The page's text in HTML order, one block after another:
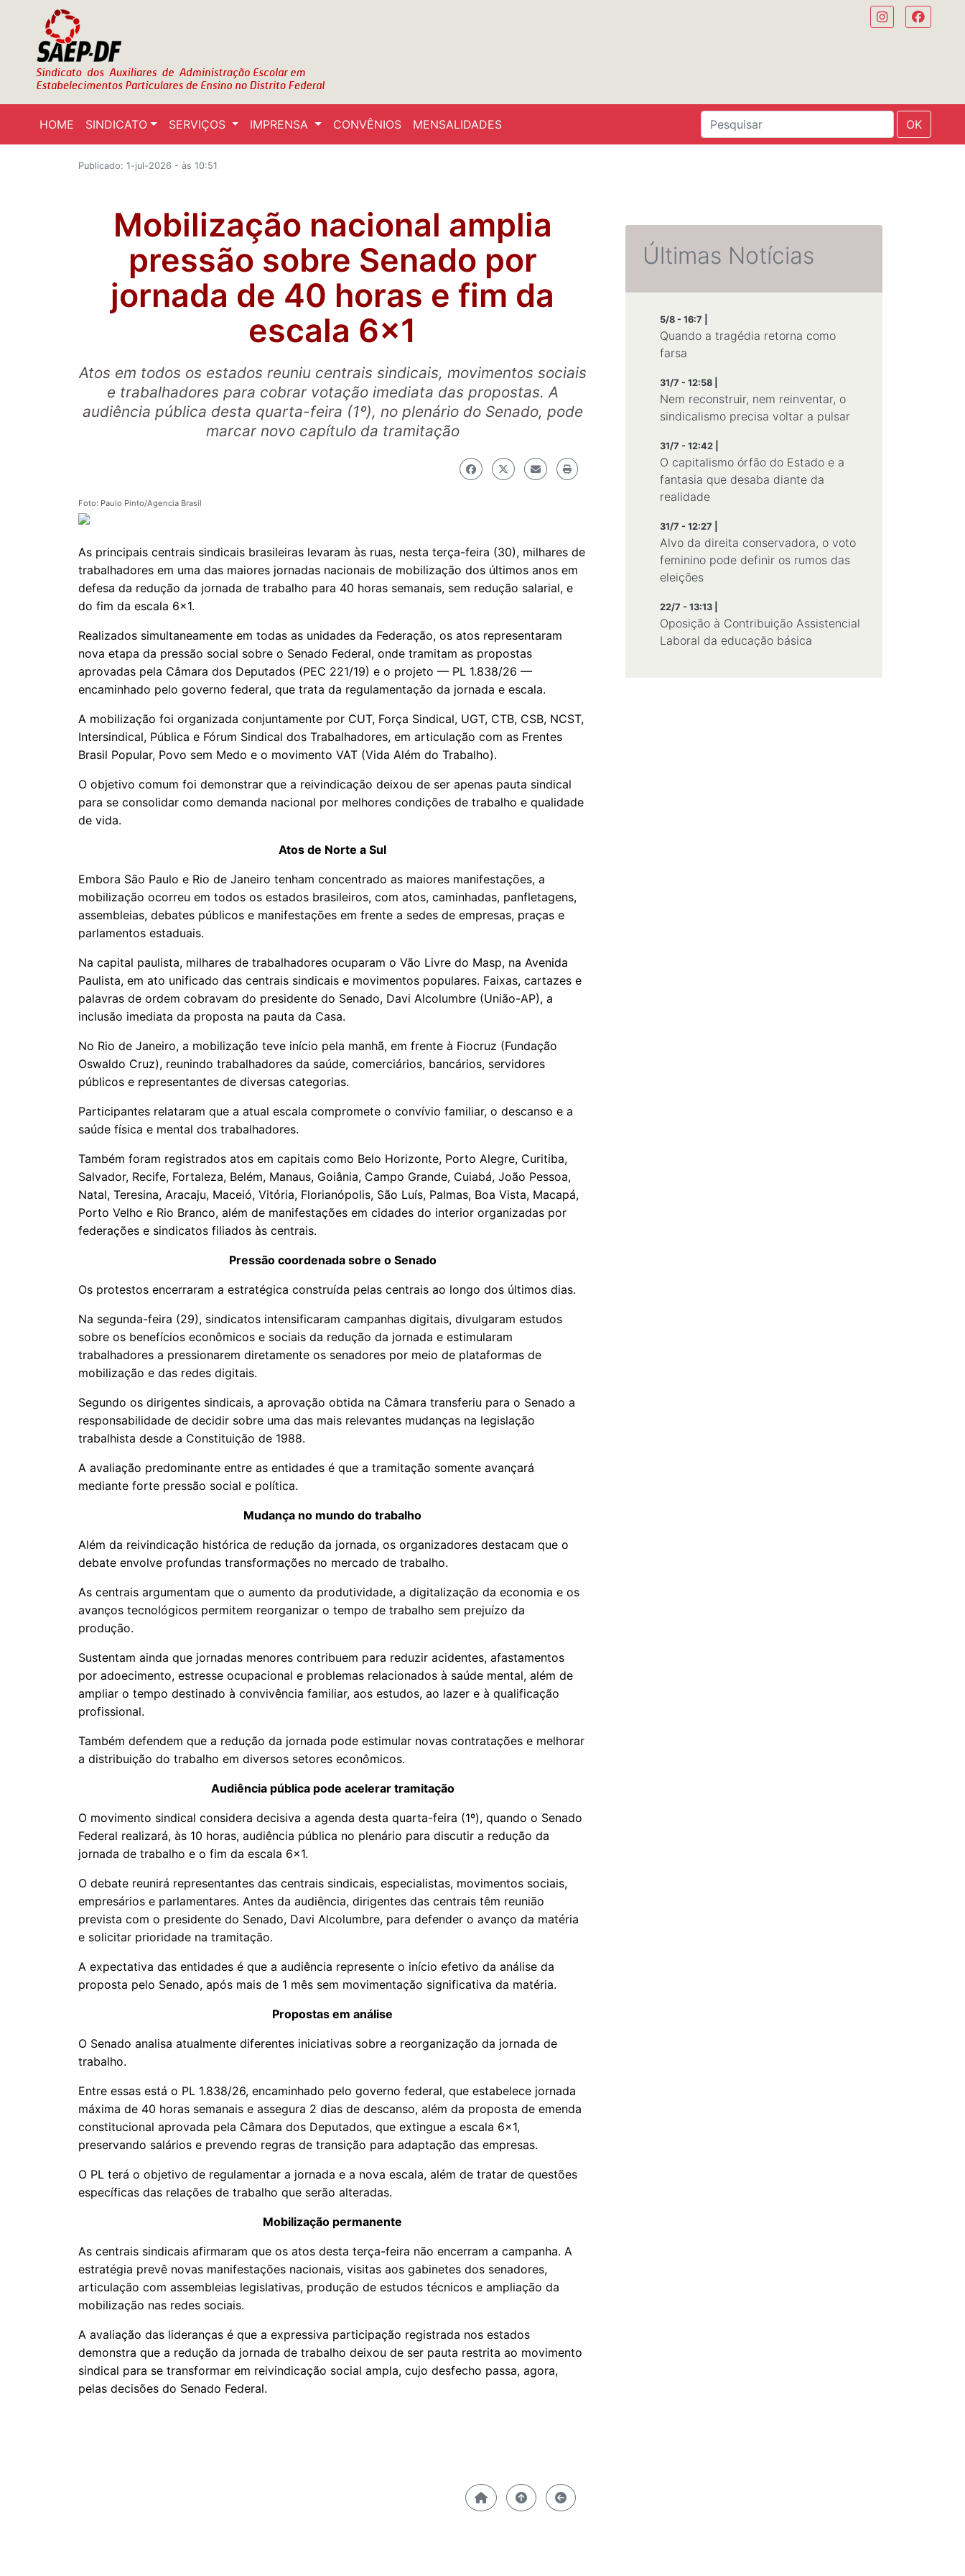
HOME SINDICATO SERVIÇOS IMPRENSA CONVÊNIOS MENSALIDADES OK
Publicado: 1-jul-2026 - às 10:51
Mobilização nacional amplia
pressão sobre Senado por
jornada de 40 horas e fim da
escala 6×1
Atos em todos os estados reuniu centrais sindicais, movimentos sociais
e trabalhadores para cobrar votação imediata das propostas. A
audiência pública desta quarta-feira (1º), no plenário do Senado, pode
marcar novo capítulo da tramitação
Foto: Paulo Pinto/Agencia Brasil
As principais centrais sindicais brasileiras levaram às ruas, nesta terça-feira (30), milhares de
trabalhadores em uma das maiores jornadas nacionais de mobilização dos últimos anos em
defesa da redução da jornada de trabalho para 40 horas semanais, sem redução salarial, e
do fim da escala 6×1.
Realizados simultaneamente em todas as unidades da Federação, os atos representaram
nova etapa da pressão social sobre o Senado Federal, onde tramitam as propostas
aprovadas pela Câmara dos Deputados (PEC 221/19) e o projeto — PL 1.838/26 —
encaminhado pelo governo federal, que trata da regulamentação da jornada e escala.
A mobilização foi organizada conjuntamente por CUT, Força Sindical, UGT, CTB, CSB, NCST,
Intersindical, Pública e Fórum Sindical dos Trabalhadores, em articulação com as Frentes
Brasil Popular, Povo sem Medo e o movimento VAT (Vida Além do Trabalho).
O objetivo comum foi demonstrar que a reivindicação deixou de ser apenas pauta sindical
para se consolidar como demanda nacional por melhores condições de trabalho e qualidade
de vida.
Atos de Norte a Sul
Embora São Paulo e Rio de Janeiro tenham concentrado as maiores manifestações, a
mobilização ocorreu em todos os estados brasileiros, com atos, caminhadas, panfletagens,
assembleias, debates públicos e manifestações em frente a sedes de empresas, praças e
parlamentos estaduais.
Na capital paulista, milhares de trabalhadores ocuparam o Vão Livre do Masp, na Avenida
Paulista, em ato unificado das centrais sindicais e movimentos populares. Faixas, cartazes e
palavras de ordem cobravam do presidente do Senado, Davi Alcolumbre (União-AP), a
inclusão imediata da proposta na pauta da Casa.
No Rio de Janeiro, a mobilização teve início pela manhã, em frente à Fiocruz (Fundação
Oswaldo Cruz), reunindo trabalhadores da saúde, comerciários, bancários, servidores
públicos e representantes de diversas categorias.
Participantes relataram que a atual escala compromete o convívio familiar, o descanso e a
saúde física e mental dos trabalhadores.
Também foram registrados atos em capitais como Belo Horizonte, Porto Alegre, Curitiba,
Salvador, Recife, Fortaleza, Belém, Manaus, Goiânia, Campo Grande, Cuiabá, João Pessoa,
Natal, Teresina, Aracaju, Maceió, Vitória, Florianópolis, São Luís, Palmas, Boa Vista, Macapá,
Porto Velho e Rio Branco, além de manifestações em cidades do interior organizadas por
federações e sindicatos filiados às centrais.
Pressão coordenada sobre o Senado
Os protestos encerraram a estratégica construída pelas centrais ao longo dos últimos dias.
Na segunda-feira (29), sindicatos intensificaram campanhas digitais, divulgaram estudos
sobre os benefícios econômicos e sociais da redução da jornada e estimularam
trabalhadores a pressionarem diretamente os senadores por meio de plataformas de
mobilização e das redes digitais.
Segundo os dirigentes sindicais, a aprovação obtida na Câmara transferiu para o Senado a
responsabilidade de decidir sobre uma das mais relevantes mudanças na legislação
trabalhista desde a Constituição de 1988.
A avaliação predominante entre as entidades é que a tramitação somente avançará
mediante forte pressão social e política.
Mudança no mundo do trabalho
Além da reivindicação histórica de redução da jornada, os organizadores destacam que o
debate envolve profundas transformações no mercado de trabalho.
As centrais argumentam que o aumento da produtividade, a digitalização da economia e os
avanços tecnológicos permitem reorganizar o tempo de trabalho sem prejuízo da
produção.
Sustentam ainda que jornadas menores contribuem para reduzir acidentes, afastamentos
por adoecimento, estresse ocupacional e problemas relacionados à saúde mental, além de
ampliar o tempo destinado à convivência familiar, aos estudos, ao lazer e à qualificação
profissional.
Também defendem que a redução da jornada pode estimular novas contratações e melhorar
a distribuição do trabalho em diversos setores econômicos.
Audiência pública pode acelerar tramitação
O movimento sindical considera decisiva a agenda desta quarta-feira (1º), quando o Senado
Federal realizará, às 10 horas, audiência pública no plenário para discutir a redução da
jornada de trabalho e o fim da escala 6×1.
O debate reunirá representantes das centrais sindicais, especialistas, movimentos sociais,
empresários e parlamentares. Antes da audiência, dirigentes das centrais têm reunião
prevista com o presidente do Senado, Davi Alcolumbre, para defender o avanço da matéria
e solicitar prioridade na tramitação.
A expectativa das entidades é que a audiência represente o início efetivo da análise da
proposta pelo Senado, após mais de 1 mês sem movimentação significativa da matéria.
Propostas em análise
O Senado analisa atualmente diferentes iniciativas sobre a reorganização da jornada de
trabalho.
Entre essas está o PL 1.838/26, encaminhado pelo governo federal, que estabelece jornada
máxima de 40 horas semanais e assegura 2 dias de descanso, além da proposta de emenda
constitucional aprovada pela Câmara dos Deputados, que extingue a escala 6×1,
preservando salários e prevendo regras de transição para adaptação das empresas.
O PL terá o objetivo de regulamentar a jornada e a nova escala, além de tratar de questões
específicas das relações de trabalho que serão alteradas.
Mobilização permanente
As centrais sindicais afirmaram que os atos desta terça-feira não encerram a campanha. A
estratégia prevê novas manifestações nacionais, visitas aos gabinetes dos senadores,
articulação com assembleias legislativas, produção de estudos técnicos e ampliação da
mobilização nas redes sociais.
A avaliação das lideranças é que a expressiva participação registrada nos estados
demonstra que a redução da jornada de trabalho deixou de ser pauta restrita ao movimento
sindical para se transformar em reivindicação social ampla, cujo desfecho passa, agora,
pelas decisões do Senado Federal.
Últimas Notícias
5/8 - 16:7 |
Quando a tragédia retorna como
farsa
31/7 - 12:58 |
Nem reconstruir, nem reinventar, o
sindicalismo precisa voltar a pulsar
31/7 - 12:42 |
O capitalismo órfão do Estado e a
fantasia que desaba diante da
realidade
31/7 - 12:27 |
Alvo da direita conservadora, o voto
feminino pode definir os rumos das
eleições
22/7 - 13:13 |
Oposição à Contribuição Assistencial
Laboral da educação básica